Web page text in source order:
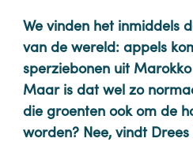
We vinden het inmiddels
van de wereld: appels
sperziebonen uit
Maar is dat wel zo
die groenten ook om de
worden? Nee, vindt